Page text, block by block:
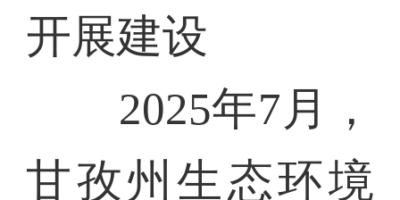
开展建设
2025年7月，
甘孜州生态环境